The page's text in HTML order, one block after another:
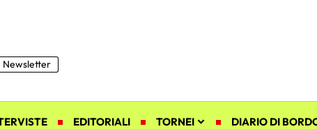
Newsletter
EDITORIALI TORNEI DIARIO DI